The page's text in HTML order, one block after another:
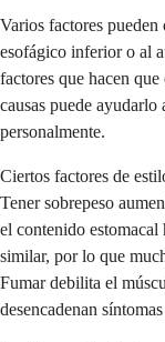
Varios factores
esofágico inferior o al
factores que hacen
causas puede
personalmente.
Ciertos factores de
Tener sobrepeso
el contenido estomacal
similar, por lo que
Fumar debilita el
desencadenan